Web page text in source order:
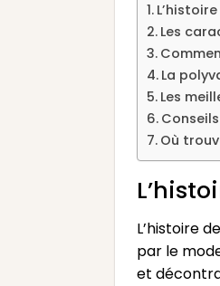
Les
La
Les
Où
L’histoire
par le
et